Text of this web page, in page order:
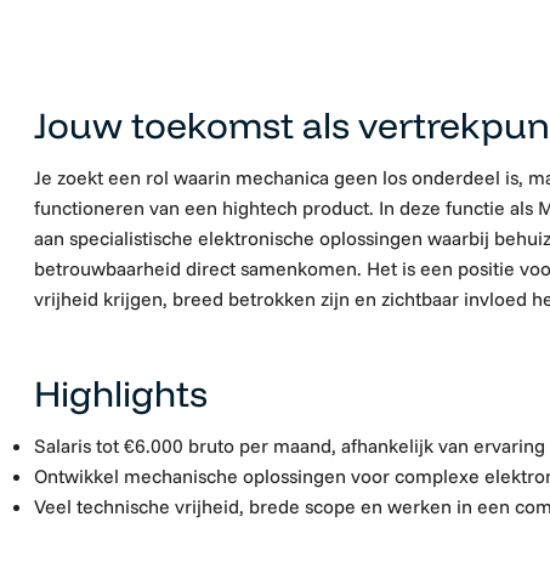
Jouw toekomst als
Je zoekt een rol waarin mechanica geen los onderdeel is,
functioneren van een hightech product. In deze functie als
aan specialistische elektronische oplossingen waarbij
betrouwbaarheid direct samenkomen. Het is een positie
vrijheid krijgen, breed betrokken zijn en zichtbaar invloed
Highlights
Salaris tot €6.000 bruto per maand, afhankelijk van ervaring
Ontwikkel mechanische oplossingen voor complexe
Veel technische vrijheid, brede scope en werken in een